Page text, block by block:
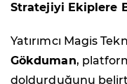
Stratejiyi Ekiplere
Yatırımcı Magis
Gökduman,
doldurduğunu